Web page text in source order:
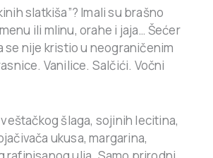
slatkiša”? Imali su brašno
ili mlinu, orahe i jaja… Šećer
se nije kristio u neograničenim
Vanilice. Salčići. Vočni
šlaga, sojinih lecitina,
ukusa, margarina,